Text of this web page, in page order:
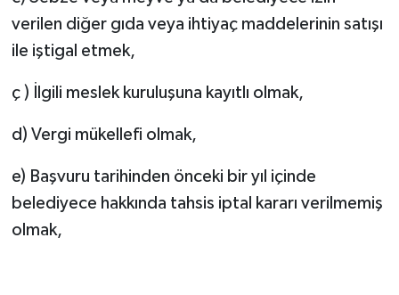
verilen diğer gıda veya ihtiyaç maddelerinin satışı
ile iştigal etmek,
ç ) İlgili meslek kuruluşuna kayıtlı olmak,
d) Vergi mükellefi olmak,
e) Başvuru tarihinden önceki bir yıl içinde
belediyece hakkında tahsis iptal kararı verilmemiş
olmak,